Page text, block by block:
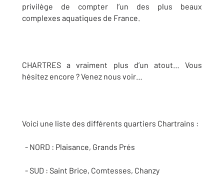
privilège de compter l’un des plus beaux
complexes aquatiques de France.
CHARTRES a vraiment plus d’un atout… Vous
hésitez encore ? Venez nous voir…
Voici une liste des différents quartiers Chartrains :
- NORD : Plaisance, Grands Prés
- SUD : Saint Brice, Comtesses, Chanzy